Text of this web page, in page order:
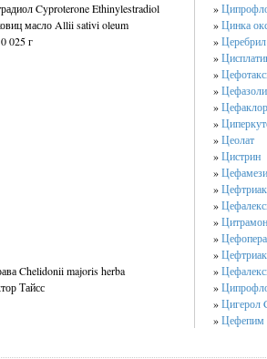
Cyproterone Ethinylestradiol
масло Allii sativi oleum
025 г
Chelidonii majoris herba
Тайсс
»
»Цинка
»Церебрил
»
»
»
»
»
»Цеолат
»Цистрин
»
»
»
»
»
»
»
»
»Цигерол
»Цефепим